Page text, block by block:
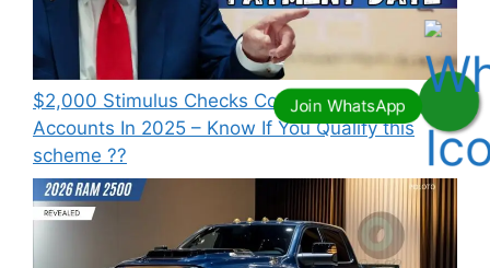
⁠$2,000 Stimulus Checks Coming To Bank
Accounts In 2025 – Know If You Qualify this
scheme ??